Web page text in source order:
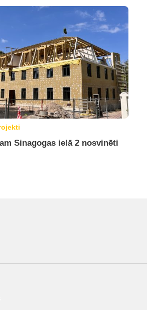
Sinagogas ielā 2 nosvinēti